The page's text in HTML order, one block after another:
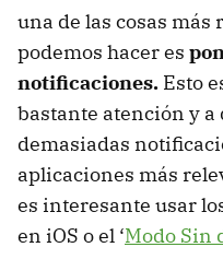
una de las cosas más
podemos hacer es
notificaciones. Esto
bastante atención y
demasiadas
aplicaciones más
es interesante usar
en iOS o el ‘Modo Sin